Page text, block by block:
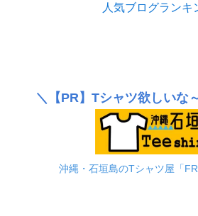
人気ブログランキ
＼ 【PR】 Tシャツ欲しいな
沖縄・石垣島のTシャツ屋「